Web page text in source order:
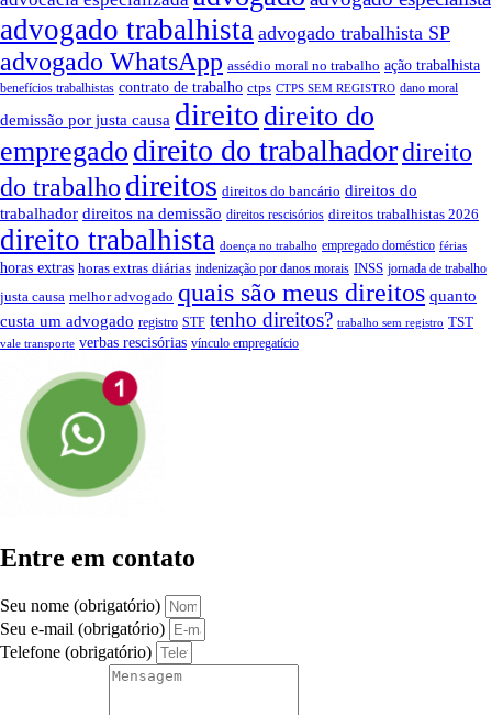
advogado trabalhista advogado trabalhista SP
advogado WhatsApp assédio moral no trabalho ação trabalhista
benefícios trabalhistas contrato de trabalho ctps CTPS SEM REGISTRO dano moral
demissão por justa causa direito direito do
empregado direito do trabalhadordireito
do trabalho direitos direitos do bancário direitos do
trabalhador direitos na demissão direitos rescisórios direitos trabalhistas 2026
direito trabalhista doença no trabalho empregado doméstico férias
horas extras horas extras diárias indenização por danos morais INSS jornada de trabalho
justa causa melhor advogado quais são meus direitos quanto
custa um advogado registro STF tenho direitos? trabalho sem registro TST
vale transporte verbas rescisórias vínculo empregatício
Entre em contato
Seu nome (obrigatório)
Seu e-mail (obrigatório)
Telefone (obrigatório)